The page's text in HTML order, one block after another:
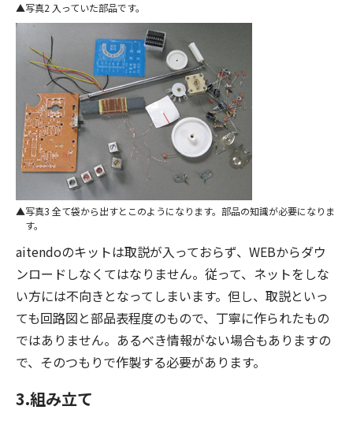
写真2 入っていた部品です。
写真3 全て袋から出すとこのようになります。部品の知識が必要になりま
す。
aitendoのキットは取説が入っておらず、WEBからダウ
ンロードしなくてはなりません。従って、ネットをしな
い方には不向きとなってしまいます。但し、取説といっ
ても回路図と部品表程度のもので、丁寧に作られたもの
ではありません。あるべき情報がない場合もありますの
で、そのつもりで作製する必要があります。
3.組み立て